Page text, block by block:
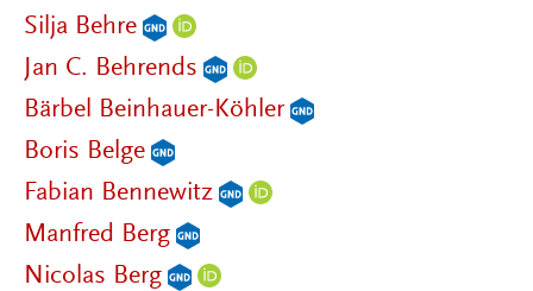
Silja Behre
Jan C. Behrends
Bärbel Beinhauer-Köhler
Boris Belge
Fabian Bennewitz
Manfred Berg
Nicolas Berg